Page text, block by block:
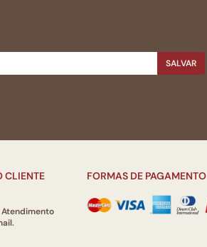
SALVAR
CLIENTE
Atendimento
FORMAS DE PAGAMENTO